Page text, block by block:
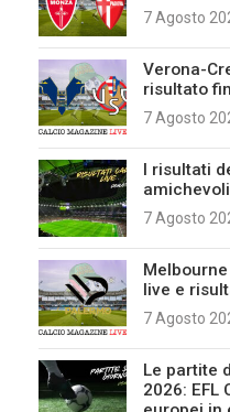
7 Agosto
Verona-
risultato
7 Agosto
I risultati
amichevoli
7 Agosto
live e
7 Agosto
Le partite
2026: EFL